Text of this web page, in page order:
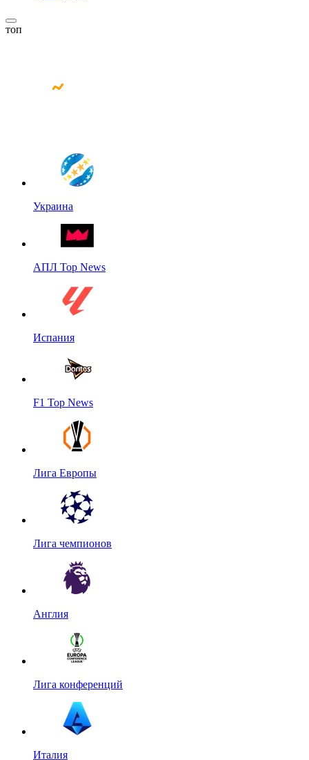
топ
Украина
АПЛ Top News
Испания
F1 Top News
Лига Европы
Лига чемпионов
Англия
Лига конференций
Италия